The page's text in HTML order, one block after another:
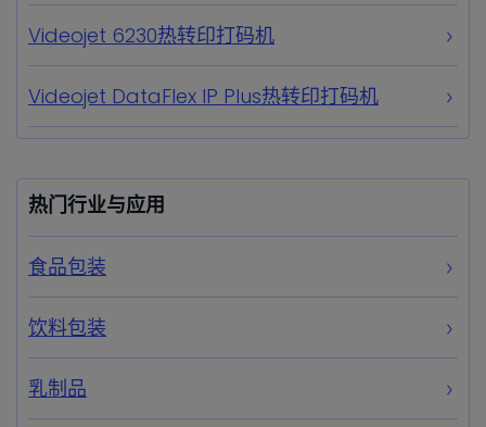
Videojet 6230热转印打码机
Videojet DataFlex IP Plus热转印打码机
热门行业与应用
食品包装
饮料包装
乳制品